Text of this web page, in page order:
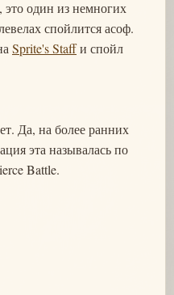
, это один из немногих
спойлится асоф.
Sprite's Staffи спойл
Да, на более ранних
эта называлась по
Battle.